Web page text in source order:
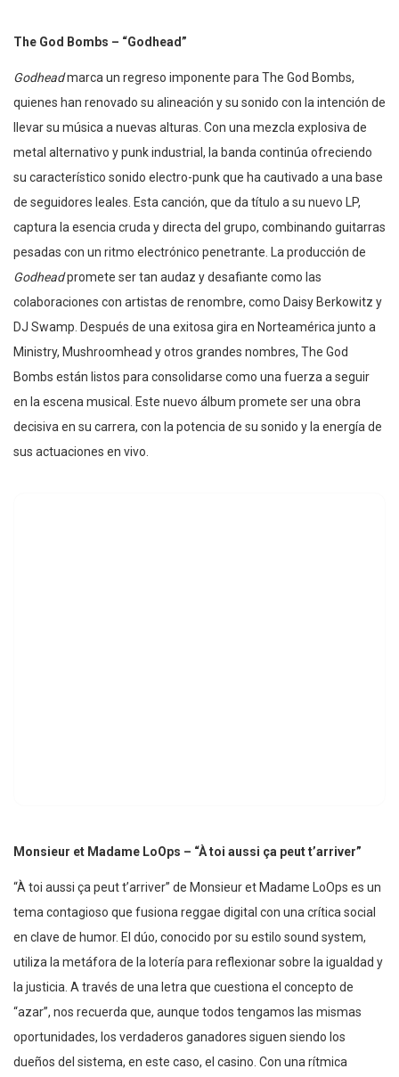
The God Bombs – “Godhead”
Godheadmarca un regreso imponente para The God Bombs,
quienes han renovado su alineación y su sonido con la intención de
llevar su música a nuevas alturas. Con una mezcla explosiva de
metal alternativo y punk industrial, la banda continúa ofreciendo
su característico sonido electro-punk que ha cautivado a una base
de seguidores leales. Esta canción, que da título a su nuevo LP,
captura la esencia cruda y directa del grupo, combinando guitarras
pesadas con un ritmo electrónico penetrante. La producción de
Godheadpromete ser tan audaz y desafiante como las
colaboraciones con artistas de renombre, como Daisy Berkowitz y
DJ Swamp. Después de una exitosa gira en Norteamérica junto a
Ministry, Mushroomhead y otros grandes nombres, The God
Bombs están listos para consolidarse como una fuerza a seguir
en la escena musical. Este nuevo álbum promete ser una obra
decisiva en su carrera, con la potencia de su sonido y la energía de
sus actuaciones en vivo.
Monsieur et Madame LoOps – “À toi aussi ça peut t’arriver”
“À toi aussi ça peut t’arriver” de Monsieur et Madame LoOps es un
tema contagioso que fusiona reggae digital con una crítica social
en clave de humor. El dúo, conocido por su estilo sound system,
utiliza la metáfora de la lotería para reflexionar sobre la igualdad y
la justicia. A través de una letra que cuestiona el concepto de
“azar”, nos recuerda que, aunque todos tengamos las mismas
oportunidades, los verdaderos ganadores siguen siendo los
dueños del sistema, en este caso, el casino. Con una rítmica